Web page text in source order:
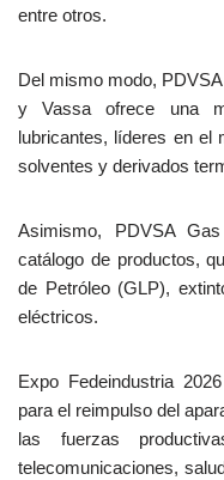
entre otros.
Del mismo modo,
y Vassa ofrece una
lubricantes, líderes en el
solventes y derivados
Asimismo, PDVSA
catálogo de productos,
de Petróleo (GLP),
eléctricos.
Expo Fedeindustria
para el reimpulso del
las fuerzas
telecomunicaciones,